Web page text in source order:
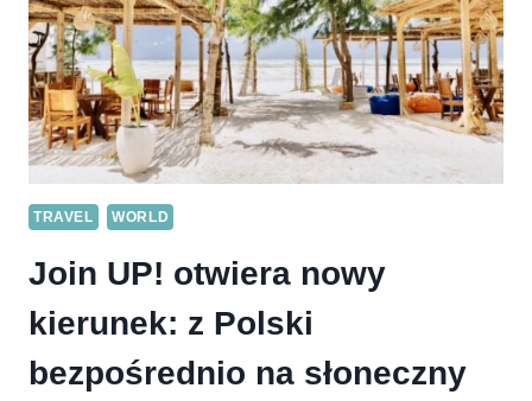
TRAVEL WORLD
Join UP! otwiera nowy
kierunek: z Polski
bezpośrednio na słoneczny